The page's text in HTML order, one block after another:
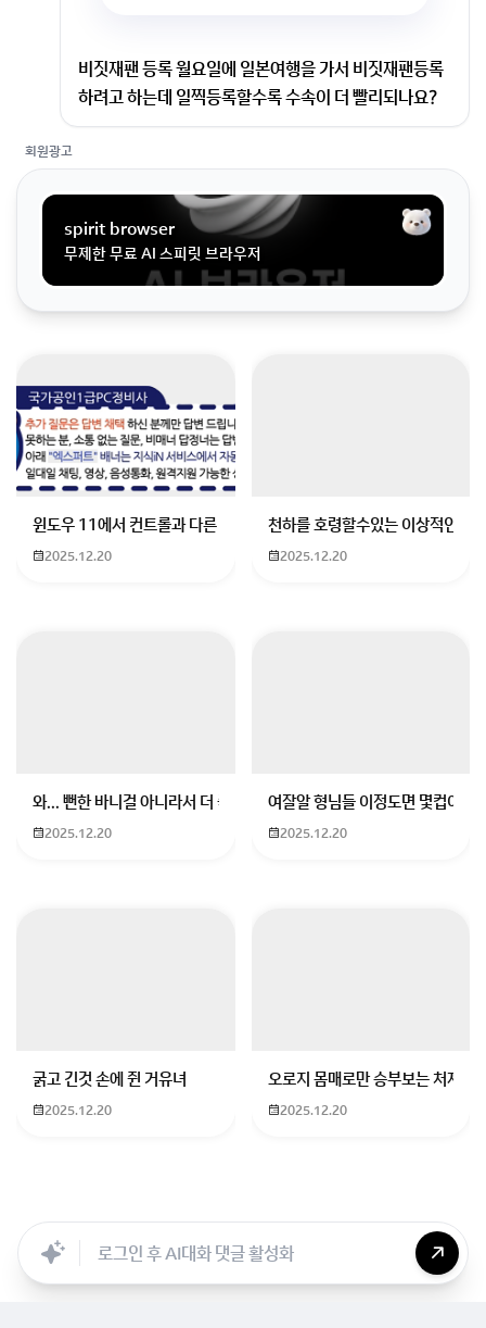
비짓재팬 등록 월요일에 일본여행을 가서 비짓재팬등록
하려고 하는데 일찍등록할수록 수속이 더 빨리되나요?
그렇진 않습니다.
그냥 빨리 등록한 사람이 되는 거에요
회원가입 혹은 광고 [X]를 누르면 내용이 보입니다
회원광고
spirit browser
무제한 무료 AI 스피릿 브라우저
윈도우 11에서 컨트롤과 다른 키가 같이 안눌림 게임을 하는 중에 컨트
2025.12.20
천하를 호령할수있는 이상적인 몸
2025.12.20
와... 뻔한 바니걸 아니라서 더 좋음
2025.12.20
여잘알 형님들 이정도면 몇컵이에
2025.12.20
굵고 긴것 손에 쥔 거유녀
2025.12.20
오로지 몸매로만 승부보는 처자
2025.12.20